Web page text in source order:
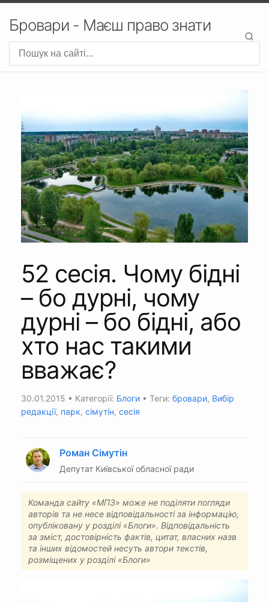
Бровари - Маєш право знати
52 сесія. Чому бідні
– бо дурні, чому
дурні – бо бідні, або
хто нас такими
вважає?
30.01.2015 • Категорії: Блоги • Теги: бровари, Вибір
редакції, парк, сімутін, сесія
Роман Сімутін
Депутат Київської обласної ради
Команда сайту «МПЗ» може не поділяти погляди
авторів та не несе відповідальності за інформацію,
опубліковану у розділі «Блоги». Відповідальність
за зміст, достовірність фактів, цитат, власних назв
та інших відомостей несуть автори текстів,
розміщених у розділі «Блоги»